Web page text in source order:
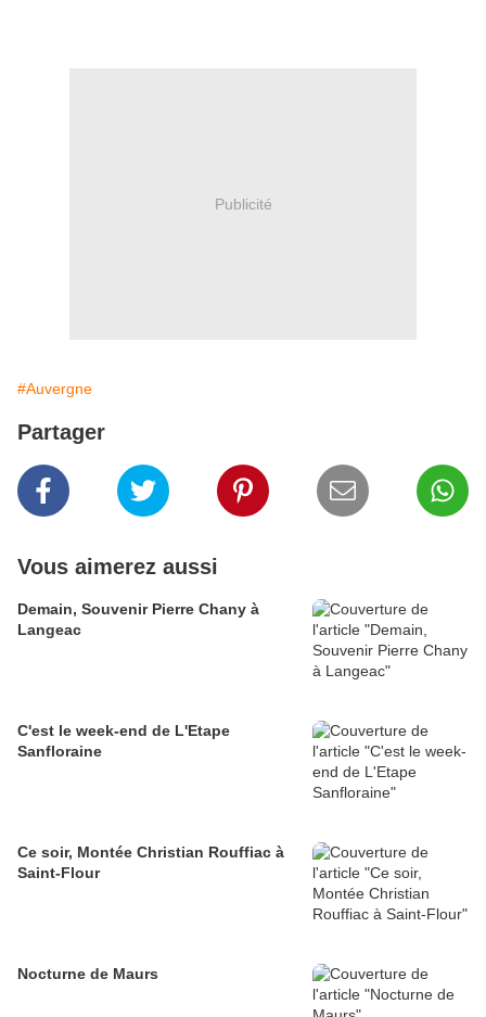
Publicité
#Auvergne
Partager
Vous aimerez aussi
Demain, Souvenir Pierre Chany à
Langeac
C'est le week-end de L'Etape
Sanfloraine
Ce soir, Montée Christian Rouffiac à
Saint-Flour
Nocturne de Maurs